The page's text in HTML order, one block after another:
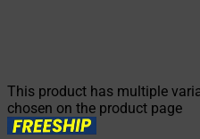
This product has multiple
chosen on the product page